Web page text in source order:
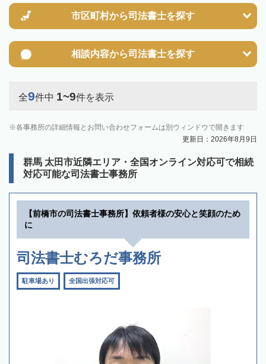
市区町村から司法書士を探す
相談内容から司法書士を探す
全9件中 1~9件を表示
各事務所の詳細情報とお問い合わせフォームは別ウィンドウで開きます
更新日：2026年8月9日
群馬 太田市近隣エリア・全国オンライン対応可で相続
対応可能な司法書士事務所
【前橋市の司法書士事務所】依頼者様の安心と笑顔のため
に
司法書士むろだ事務所
駐車場あり 全国出張対応可